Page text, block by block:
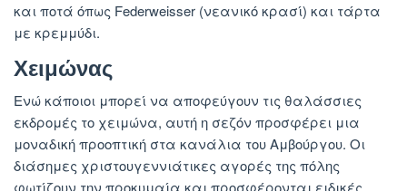
και ποτά όπως Federweisser (νεανικό κρασί) και τάρτα
με κρεμμύδι.
Χειμώνας
Ενώ κάποιοι μπορεί να αποφεύγουν τις θαλάσσιες
εκδρομές το χειμώνα, αυτή η σεζόν προσφέρει μια
μοναδική προοπτική στα κανάλια του Αμβούργου. Οι
διάσημες χριστουγεννιάτικες αγορές της πόλης
φωτίζουν την προκυμαία και προσφέρονται ειδικές